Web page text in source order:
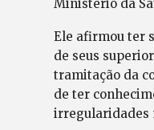
Ministério da
Ele afirmou ter
de seus
tramitação da
de ter
irregularidades